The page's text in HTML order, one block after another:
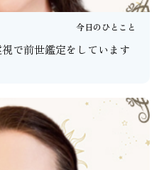
今日のひとこと
で前世鑑定をしています